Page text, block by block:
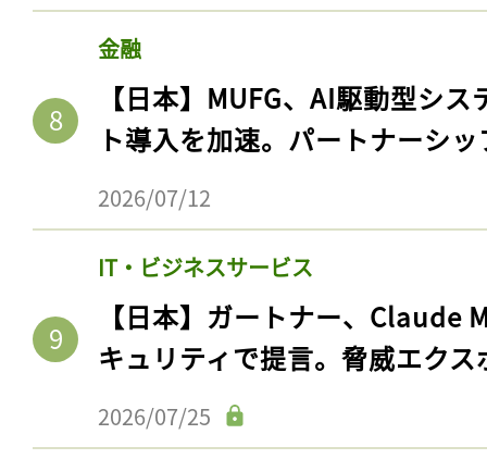
金融
【日本】MUFG、AI駆動型シ
ト導入を加速。パートナーシ
2026/07/12
IT・ビジネスサービス
【日本】ガートナー、Claude
キュリティで提言。脅威エク
2026/07/25
ログイン
会員登録